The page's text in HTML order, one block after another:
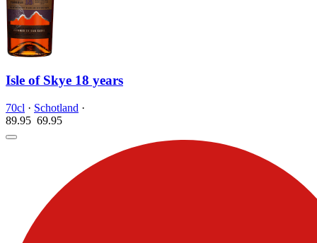
Isle of Skye 18 years
70cl · Schotland ·
89.95 69.95